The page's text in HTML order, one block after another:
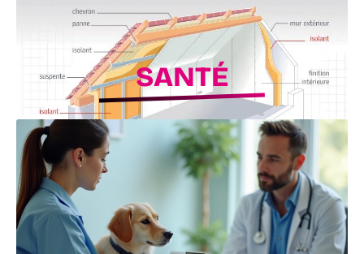
Isoler son toit efficacement : les étapes
clés à connaître
SANTÉ